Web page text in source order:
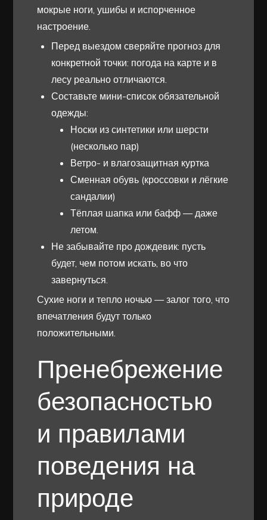
мокрые ноги, ушибы и испорченное
настроение.
Перед выездом сверяйте прогноз для
конкретной точки: погода на карте и в
лесу реально отличаются.
Составьте мини-список обязательной
одежды:
Носки из синтетики или шерсти
(несколько пар)
Ветро- и влагозащитная куртка
Сменная обувь (кроссовки и лёгкие
сандалии)
Тёплая шапка или бафф — даже
летом.
Не забывайте про дождевик: пусть
будет, чем потом искать, во что
завернуться.
Сухие ноги и тепло ночью — залог того, что
впечатления будут только
положительными.
Пренебрежение
безопасностью
и правилами
поведения на
природе